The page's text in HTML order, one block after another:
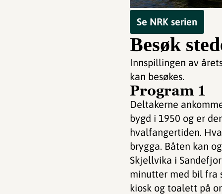
Se NRK serien
Besøk
Innspillingen av
kan besøkes.
Program 1
Deltakerne
bygd i 1950 og er
hvalfangertiden.
brygga. Båten kan
Skjellvika i
minutter med bil fra
kiosk og toalett på